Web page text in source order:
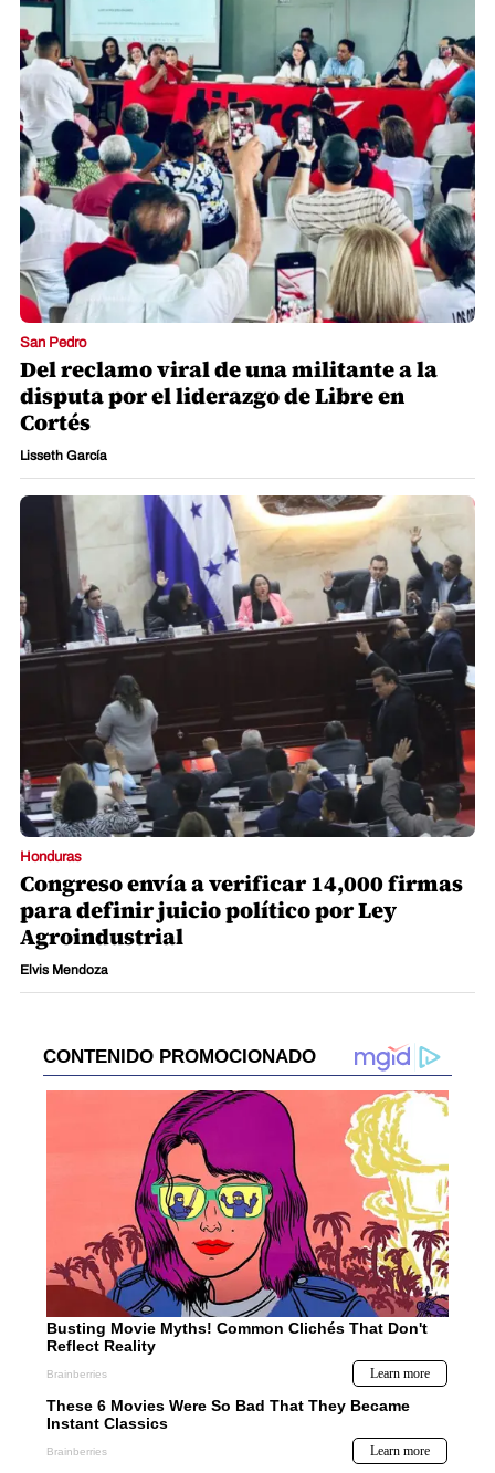
San Pedro
Del reclamo viral de una militante a la
disputa por el liderazgo de Libre en
Cortés
Lisseth García
Honduras
Congreso envía a verificar 14,000 firmas
para definir juicio político por Ley
Agroindustrial
Elvis Mendoza